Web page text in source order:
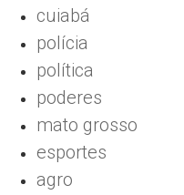
cuiabá
polícia
política
poderes
mato grosso
esportes
agro